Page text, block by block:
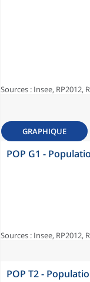
Sources : Insee,
GRAPHIQUE
POP G1 -
Sources : Insee,
POP T2 -